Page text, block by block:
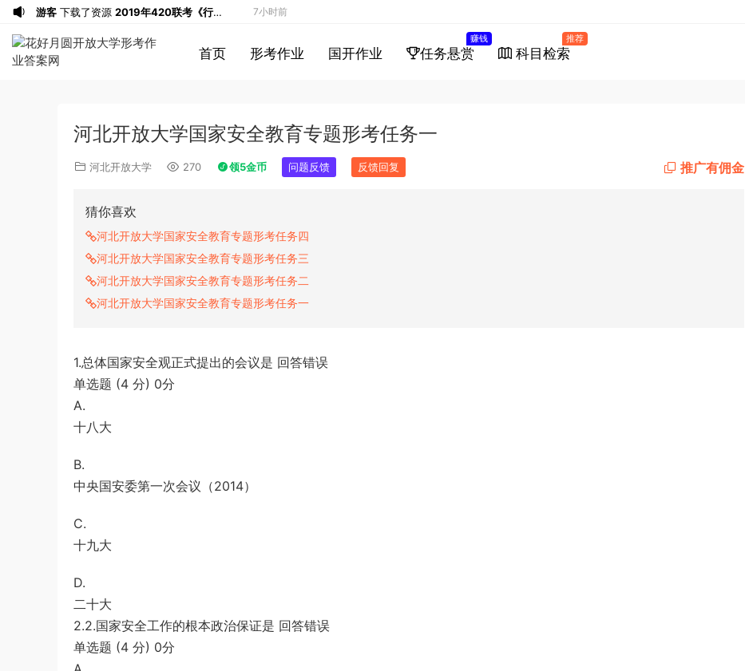
首页 形考作业 国开作业 任务悬赏
赚钱
科目检索
推荐
河北开放大学国家安全教育专题形考任务一
河北开放大学 270 领5金币 问题反馈 反馈回复 推广有佣金
猜你喜欢
河北开放大学国家安全教育专题形考任务四
河北开放大学国家安全教育专题形考任务三
河北开放大学国家安全教育专题形考任务二
河北开放大学国家安全教育专题形考任务一
1.总体国家安全观正式提出的会议是 回答错误
单选题 (4 分) 0分
A.
十八大
B.
中央国安委第一次会议（2014）
C.
十九大
D.
二十大
2.2.国家安全工作的根本政治保证是 回答错误
单选题 (4 分) 0分
游客 下载了资源 2019年420联考《行
测》真题（河南县级以上）答案及解析
7小时前
u*******签到打卡，获得1元奖励
游客下载了资源
2013年广东公务员考试
7小时前
u*******登录了本站 10小时前
10小时前
10小时前
登录了本站
证考试《综合素质》（小学）解析
下载了资源 2013年下半年教师资格
证考试《教育知识与能力》（中学）真题
36分钟前
下载了资源2018年下半年教师资格
证考试《初中化学》题解析
40分钟前
下载了资源2015年上半年教师资格
3小时前
（解析）
1*******登录了本站 5小时前